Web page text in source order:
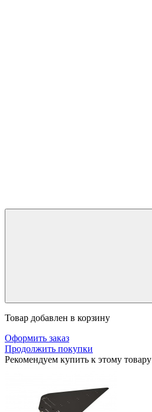
Товар добавлен в корзину
Оформить заказ
Продолжить покупки
Рекомендуем купить к этому товару